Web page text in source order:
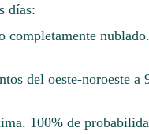
días:
completamente
del oeste-noroeste
100% de